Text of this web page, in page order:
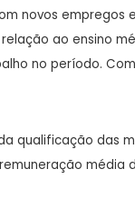
novos empregos
ao ensino
no período.
qualificação das
média